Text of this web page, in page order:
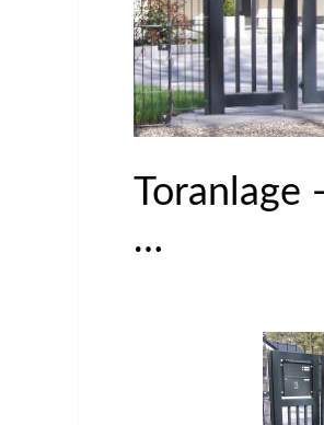
Toranlage
…